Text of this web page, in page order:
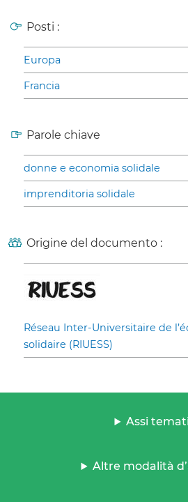
Posti :
Europa
Francia
Parole chiave
donne e economia solidale
imprenditoria solidale
Origine del documento :
Réseau Inter-Universitaire de
solidaire (RIUESS)
Assi
Altre modalità